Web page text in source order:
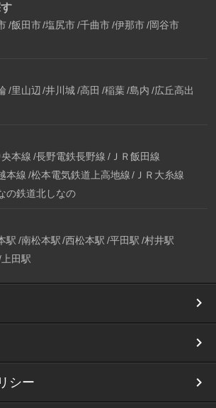
飯田市 塩尻市 千曲市 伊那市 岡谷市
里山辺 井川城 高田 稲葉 島内 広丘高出
本線 長野電鉄長野線 ＪＲ飯田線
本線 松本電気鉄道上高地線
ＪＲ大糸線
の鉄道北しなの
駅 南松本駅 西松本駅 平田駅 村井駅
上田駅
シー